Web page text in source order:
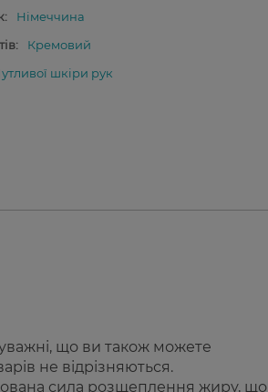
Німеччина
Кремовий
шкіри рук
що ви також можете
не відрізняються.
сила розщеплення жиру, що